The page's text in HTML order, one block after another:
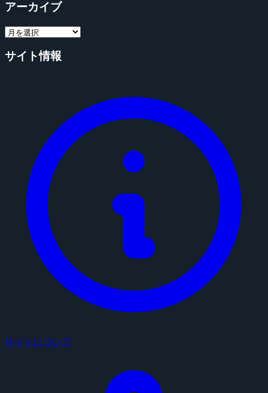
アーカイブ
サイト情報
サイトについて